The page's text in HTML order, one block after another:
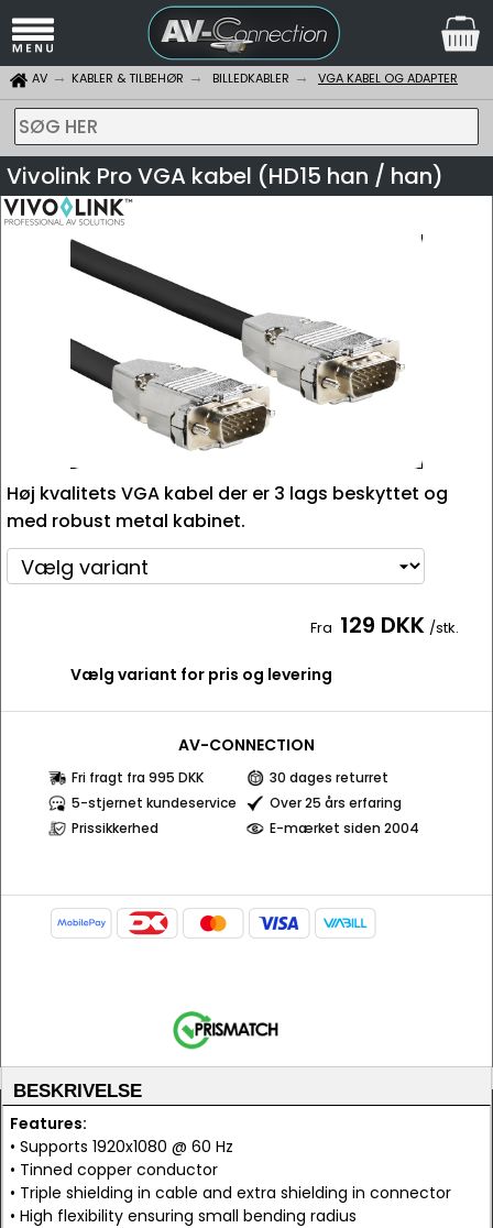
AV KABLER & TILBEHØR BILLEDKABLER VGA KABEL OG ADAPTER
SØG HER
Vivolink Pro VGA kabel (HD15 han / han)
Høj kvalitets VGA kabel der er 3 lags beskyttet og
med robust metal kabinet.
Fra 129 DKK /stk.
Vælg variant for pris og levering
AV-CONNECTION
Fri fragt fra 995 DKK
30 dages returret
5-stjernet kundeservice
Over 25 års erfaring
Prissikkerhed
E-mærket siden 2004
BESKRIVELSE
Features:
• Supports 1920x1080 @ 60 Hz
• Tinned copper conductor
• Triple shielding in cable and extra shielding in connector
• High flexibility ensuring small bending radius